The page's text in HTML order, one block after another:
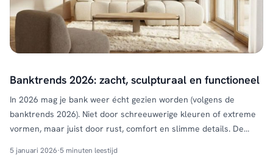
Banktrends 2026: zacht, sculpturaal en functioneel
In 2026 mag je bank weer écht gezien worden (volgens de
banktrends 2026). Niet door schreeuwerige kleuren of extreme
vormen, maar juist door rust, comfort en slimme details. De
een rustige basis. En daar past de Pantone kleur van het jaar
5 januari 2026·5 minuten leestijd